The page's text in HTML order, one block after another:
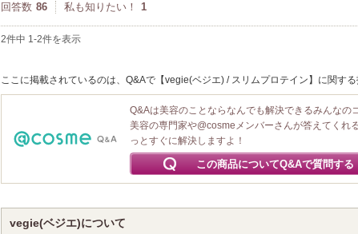
回答数 86 私も知りたい！ 1
2件中 1-2件を表示
ここに掲載されているのは、Q&Aで【vegie(ベジエ) / スリムプロテイン】に関する
Q&Aは美容のことならなんでも解決できるみんなの
美容の専門家や@cosmeメンバーさんが答えてくれ
っとすぐに解決しますよ！
この商品についてQ&Aで質問する
vegie(ベジエ)について